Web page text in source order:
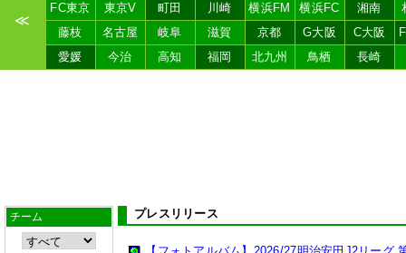
≪
FC東京
東京V 町田 川崎 横浜FM 横浜FC 湘南
藤枝
名古屋 岐阜 滋賀 京都 G大阪 C大阪
愛媛
今治 高知 福岡 北九州 鳥栖 長崎
チーム プレスリリース